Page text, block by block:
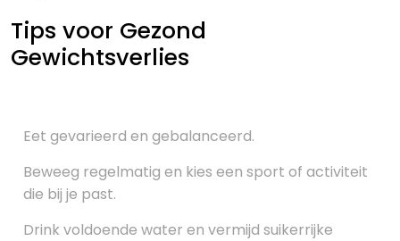
Tips voor Gezond
Gewichtsverlies
Eet gevarieerd en gebalanceerd.
Beweeg regelmatig en kies een sport of activiteit
die bij je past.
Drink voldoende water en vermijd suikerrijke